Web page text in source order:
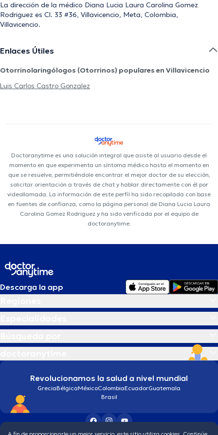
La dirección de la médico Diana Lucia Laura Carolina Gomez
Rodriguez es Cl. 33 #36, Villavicencio, Meta, Colombia,
Villavicencio.
Enlaces Útiles
Otorrinolaringólogos (Otorrinos) populares en Villavicencio
Luis Carlos Castro Gonzalez
Doctoranytime es una solución integral que asiste al usuario desde el
momento en que experimenta un síntoma médico hasta el momento en
que se resuelve, permitiéndole encontrar el mejor doctor de su elección,
solicitar orientación a través de chat y hablar directamente con él por
videollamada. La información de este perfil ha sido recopilada con base
en fuentes de confianza, como la página personal de Diana Lucia Laura
Carolina Gomez Rodriguez y ha sido verificada por el equipo de
doctoranytime.
Descarga la app
Revolucionamos la salud a nivel mundial
GreciaBélgicaMéxicoColombiaEcuadorGuatemala
Brasil